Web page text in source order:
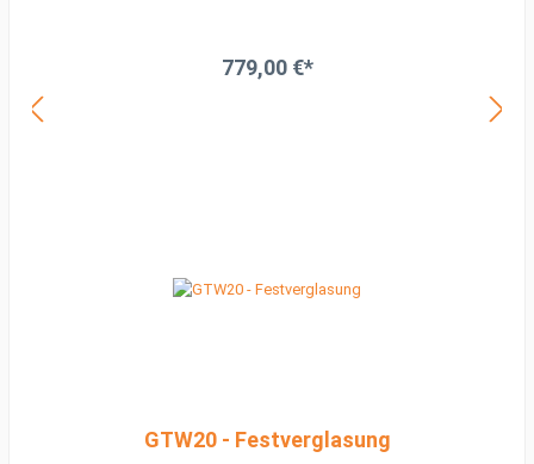
779,00 €*
GTW20 - Festverglasung